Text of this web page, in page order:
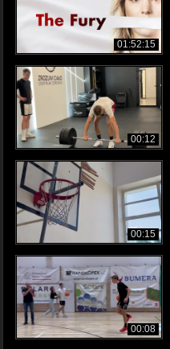
01:52:15
00:12
00:15
00:08